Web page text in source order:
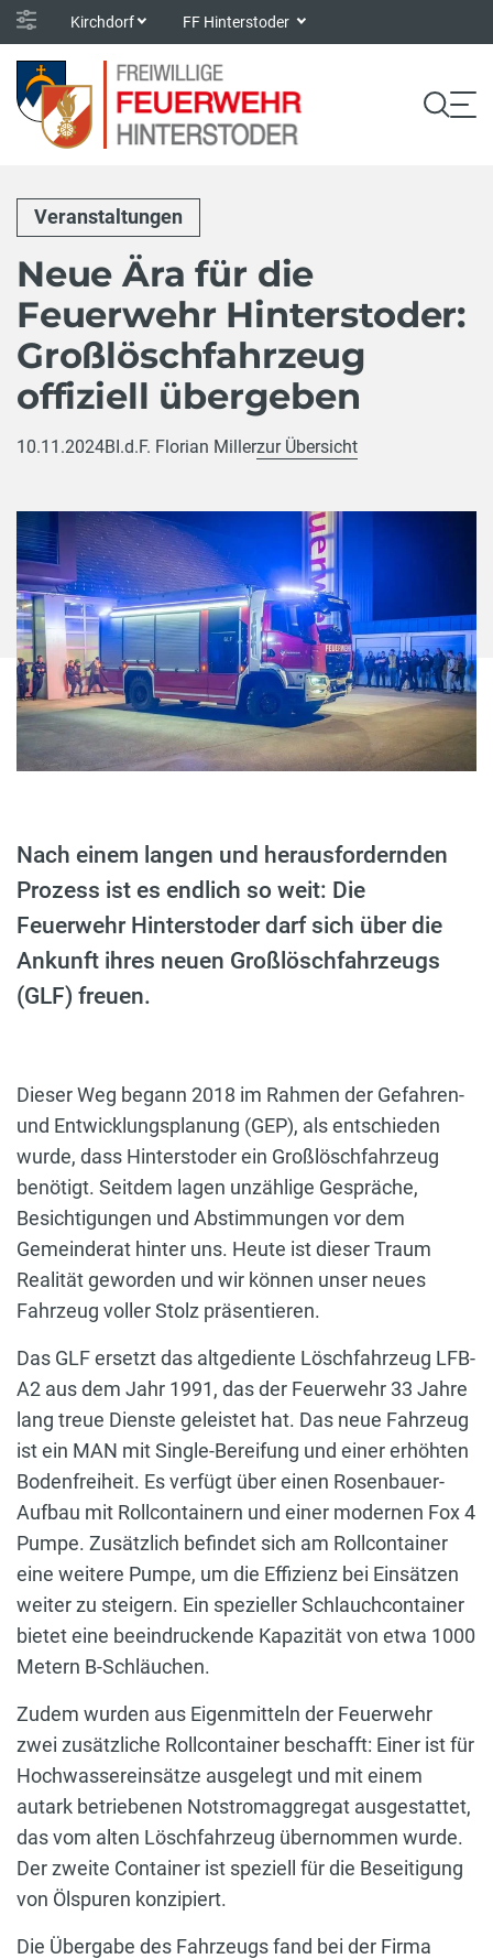
Kirchdorf FF Hinterstoder
Veranstaltungen
Neue Ära für die
Feuerwehr Hinterstoder:
Großlöschfahrzeug
offiziell übergeben
10.11.2024BI.d.F. Florian Millerzur Übersicht
Nach einem langen und herausfordernden
Prozess ist es endlich so weit: Die
Feuerwehr Hinterstoder darf sich über die
Ankunft ihres neuen Großlöschfahrzeugs
(GLF) freuen.
Dieser Weg begann 2018 im Rahmen der Gefahren-
und Entwicklungsplanung (GEP), als entschieden
wurde, dass Hinterstoder ein Großlöschfahrzeug
benötigt. Seitdem lagen unzählige Gespräche,
Besichtigungen und Abstimmungen vor dem
Gemeinderat hinter uns. Heute ist dieser Traum
Realität geworden und wir können unser neues
Fahrzeug voller Stolz präsentieren.
Das GLF ersetzt das altgediente Löschfahrzeug LFB-
A2 aus dem Jahr 1991, das der Feuerwehr 33 Jahre
lang treue Dienste geleistet hat. Das neue Fahrzeug
ist ein MAN mit Single-Bereifung und einer erhöhten
Bodenfreiheit. Es verfügt über einen Rosenbauer-
Aufbau mit Rollcontainern und einer modernen Fox 4
Pumpe. Zusätzlich befindet sich am Rollcontainer
eine weitere Pumpe, um die Effizienz bei Einsätzen
weiter zu steigern. Ein spezieller Schlauchcontainer
bietet eine beeindruckende Kapazität von etwa 1000
Metern B-Schläuchen.
Zudem wurden aus Eigenmitteln der Feuerwehr
zwei zusätzliche Rollcontainer beschafft: Einer ist für
Hochwassereinsätze ausgelegt und mit einem
autark betriebenen Notstromaggregat ausgestattet,
das vom alten Löschfahrzeug übernommen wurde.
Der zweite Container ist speziell für die Beseitigung
von Ölspuren konzipiert.
Die Übergabe des Fahrzeugs fand bei der Firma